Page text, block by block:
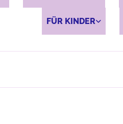
FÜR KINDER